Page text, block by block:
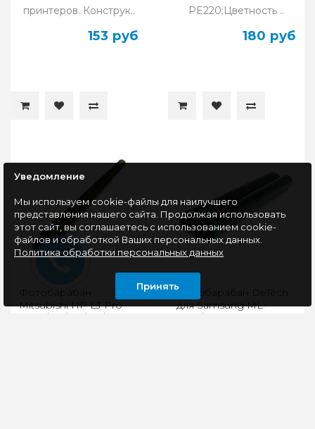
принтеров. Конструк..
153 руб
PE220;Цветность ..
180 руб
Фотобарабан
Mitsubishi HP LJ Pro
M252/277/452/477/M154A
Фотобарабан DeTech
для Samsung ML-
2950/SCX-4727 (SS103)
Уведомление
Мы используем cookie-файлы для наилучшего
представления нашего сайта. Продолжая использовать
этот сайт, вы соглашаетесь с использованием cookie-
файлов и обработкой Ваших персональных данных.
Политика обработки персональных данных
Принять